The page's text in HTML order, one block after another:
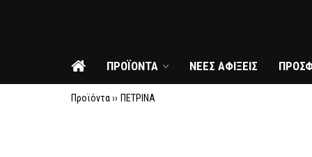
ΠΡΟΪΟΝΤΑ ΝΕΕΣ ΑΦΙΞΕΙΣ
Προϊόντα ›› ΠΕΤΡΙΝΑ